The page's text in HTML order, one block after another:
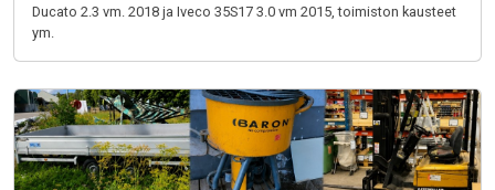
Ducato 2.3 vm. 2018 ja Iveco 35S17 3.0 vm 2015, toimiston kausteet
ym.